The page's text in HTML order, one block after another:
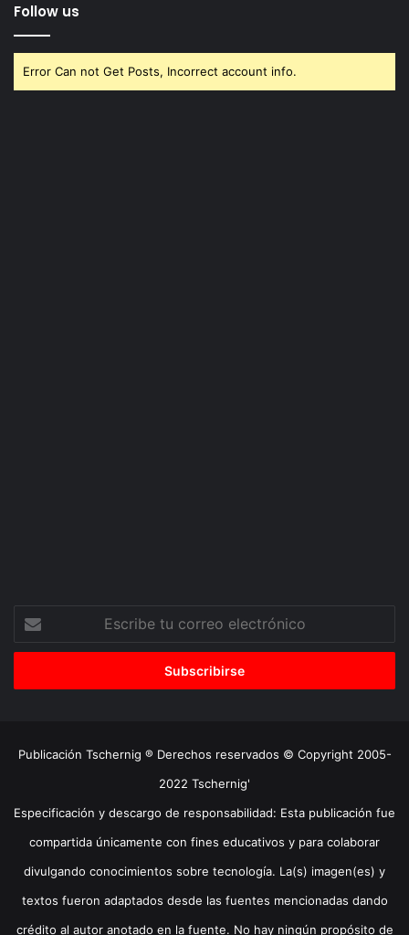
Follow us
Error Can not Get Posts, Incorrect account info.
correo
Publicación Tschernig ® Derechos reservados © Copyright 2005-
2022 Tschernig'
Especificación y descargo de responsabilidad: Esta publicación fue
compartida únicamente con fines educativos y para colaborar
divulgando conocimientos sobre tecnología. La(s) imagen(es) y
textos fueron adaptados desde las fuentes mencionadas dando
crédito al autor anotado en la fuente. No hay ningún propósito de